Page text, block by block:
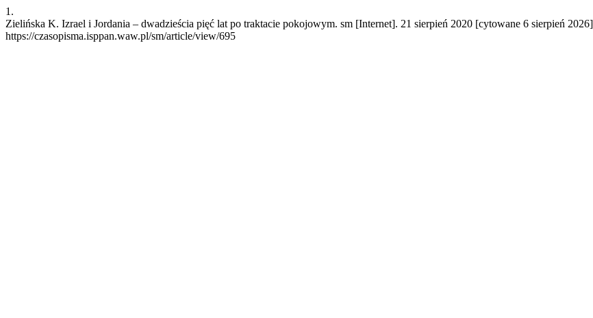
1.
Zielińska K. Izrael i Jordania – dwadzieścia pięć lat po traktacie pokojowym. sm [Internet]. 21 sierpień 2020 [cytowane 6 sierpień
https://czasopisma.isppan.waw.pl/sm/article/view/695